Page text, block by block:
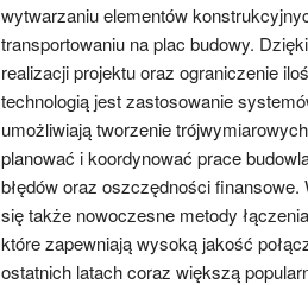
wytwarzaniu elementów
transportowaniu na plac budowy.
realizacji projektu oraz ograniczenie
technologią jest zastosowanie
umożliwiają tworzenie
planować i koordynować prace
błędów oraz oszczędności
się także nowoczesne metody
które zapewniają wysoką jakość
ostatnich latach coraz większą